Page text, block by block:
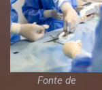
Fonte de